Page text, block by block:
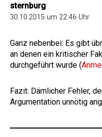
sternburg
30.10.2015 um 22:46 Uhr
Ganz nebenbei: Es gibt
an denen ein kritischer
durchgeführt wurde (
Fazit: Dämlicher Fehler,
Argumentation unnötig